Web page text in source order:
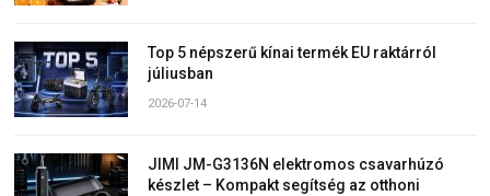
Top 5 népszerű kínai termék EU raktárról
júliusban
2026-07-14
JIMI JM-G3136N elektromos csavarhúzó
készlet – Kompakt segítség az otthoni